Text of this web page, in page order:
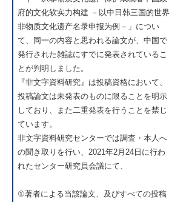
府的文化软实力构建 －以中日韩三国的世界
非物质文化遗产名录申报为例－」につい
て、同一の内容と思われる論文が、中国で
発行された雑誌にすでに発表されているこ
とが判明しました。
『非文字資料研究』は投稿資格において、
投稿論文は未発表のものに限ることを明示
しており、また二重発表を行うことを禁じ
ています。
非文字資料研究センターでは調査・本人へ
の聞き取りを行い、2021年2月24日に行わ
れたセンター研究員会議にて、
①著者による当該論文、及びすべての投稿